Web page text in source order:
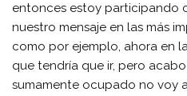
entonces estoy participando
nuestro mensaje en las más
como por ejemplo, ahora en
que tendría que ir, pero
sumamente ocupado no voy